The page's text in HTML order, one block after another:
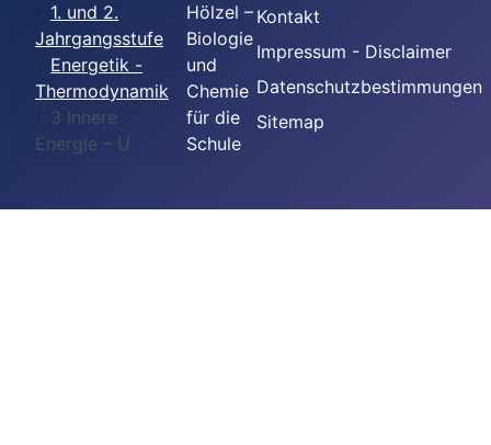
1. und 2.
Jahrgangsstufe
Energetik -
Thermodynamik
3 Innere
Energie – U
Hölzel –
Biologie
und
Chemie
für die
Schule
Kontakt
Impressum - Disclaimer
Datenschutzbestimmungen
Sitemap